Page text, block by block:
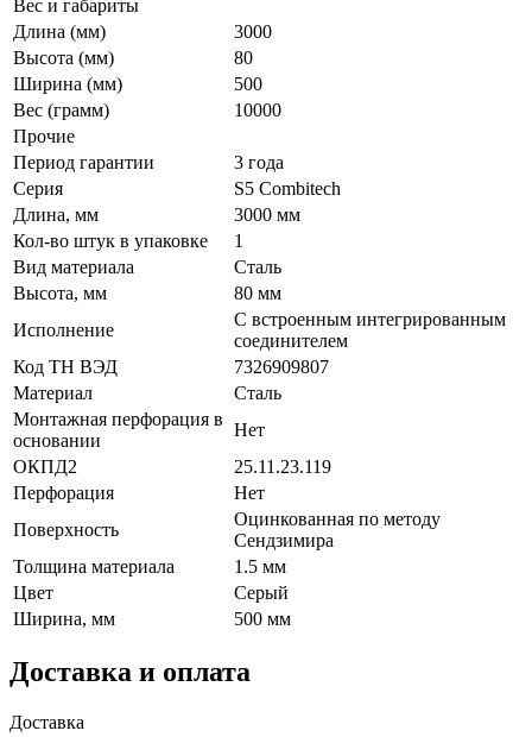
Вес и габариты
Длина (мм)
3000
Высота (мм)
80
Ширина (мм)
500
Вес (грамм)
10000
Прочие
Период гарантии
3 года
Серия
S5 Combitech
Длина, мм
3000 мм
Кол-во штук в упаковке
1
Вид материала
Сталь
Высота, мм
80 мм
Исполнение
С встроенным интегрированным
соединителем
Код ТН ВЭД
7326909807
Материал
Сталь
Монтажная перфорация в
основании
Нет
ОКПД2
25.11.23.119
Перфорация
Нет
Поверхность
Оцинкованная по методу
Сендзимира
Толщина материала
1.5 мм
Цвет
Серый
Ширина, мм
500 мм
Доставка и оплата
Доставка